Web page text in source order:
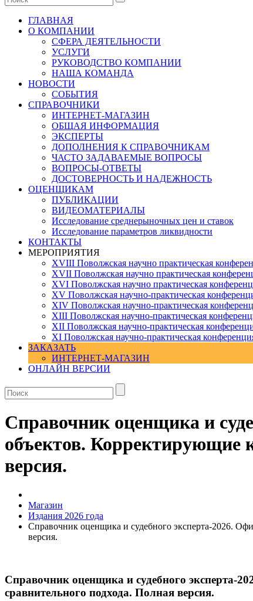
ГЛАВНАЯ
О КОМПАНИИ
СФЕРА ДЕЯТЕЛЬНОСТИ
УСЛУГИ
РУКОВОДСТВО КОМПАНИИ
НАША КОМАНДА
НОВОСТИ
СОБЫТИЯ
СПРАВОЧНИКИ
ИНТЕРНЕТ-МАГАЗИН
ОБЩАЯ ИНФОРМАЦИЯ
ЭКСПЕРТЫ
ДОПОЛНЕНИЯ К СПРАВОЧНИКАМ
ЧАСТО ЗАДАВАЕМЫЕ ВОПРОСЫ
ВОПРОСЫ-ОТВЕТЫ
ДОСТОВЕРНОСТЬ И НАДЕЖНОСТЬ
ОЦЕНЩИКАМ
ПУБЛИКАЦИИ
ВИДЕОМАТЕРИАЛЫ
Исследование среднерыночных цен и ставок
Исследование параметров ликвидности
КОНТАКТЫ
МЕРОПРИЯТИЯ
XVIII Поволжская научно практическая
XVII Поволжская научно практическая
XVI Поволжская научно практическая
ХV Поволжская научно-практическая
ХIV Поволжская научно-практическая
ХIII Поволжская научно-практическая
ХII Поволжская научно-практическая
XI Поволжская научно-практическая
ЗАКАЗАТЬ
ИНТЕРНЕТ-МАГАЗИН
ОНЛАЙН ВЕРСИИ
Справочник оценщика и
объектов. Корректирующие
версия.
Магазин
Издания 2026 года
Справочник оценщика и судебного эксперта-2026.
версия.
Справочник оценщика и судебного эксперта-
сравнительного подхода. Полная версия.